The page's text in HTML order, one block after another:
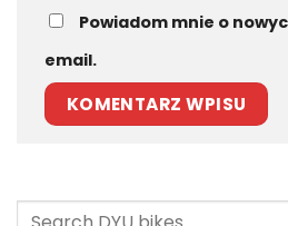
Powiadom mnie o
email.